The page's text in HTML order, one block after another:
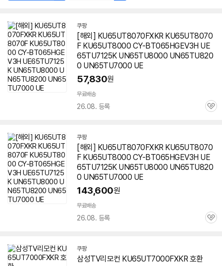
쿠팡
[해외] KU65UT8070FXKR KU65UT8070
F KU65UT8000 CY-BT065HGEV3H UE
65TU7125K UN65TU8000 UN65TU820
0 UN65TU7000 UE
57,830원
무료배송
26.08. 등록
관
쿠팡
[해외] KU65UT8070FXKR KU65UT8070
F KU65UT8000 CY-BT065HGEV3H UE
65TU7125K UN65TU8000 UN65TU820
0 UN65TU7000 UE
143,600원
무료배송
26.08. 등록
관
쿠팡
삼성TV리모컨 KU65UT7000FXKR호환